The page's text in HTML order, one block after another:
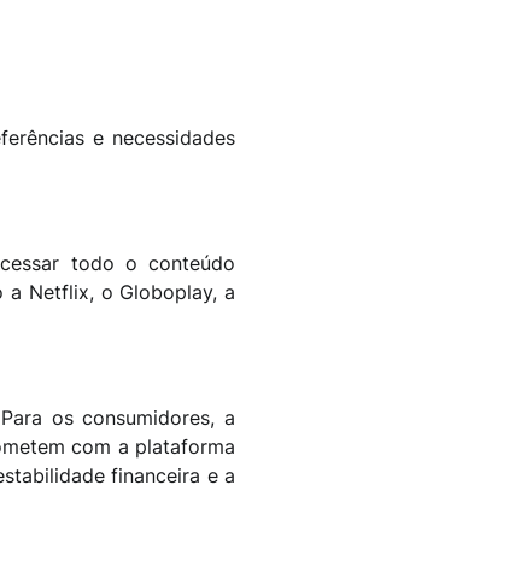
e necessidades
todo o conteúdo
a Netflix, o Globoplay, a
os consumidores, a
com a plataforma
financeira e a